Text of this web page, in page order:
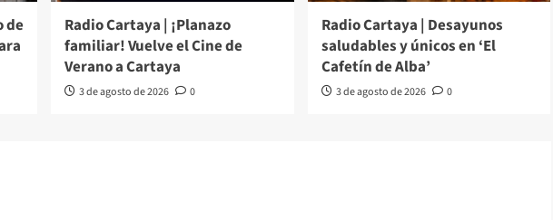
de
Radio Cartaya | ¡Planazo
familiar! Vuelve el Cine de
Verano a Cartaya
3 de agosto de 2026 0
Radio Cartaya | Desayunos
saludables y únicos en ‘El
Cafetín de Alba’
3 de agosto de 2026 0